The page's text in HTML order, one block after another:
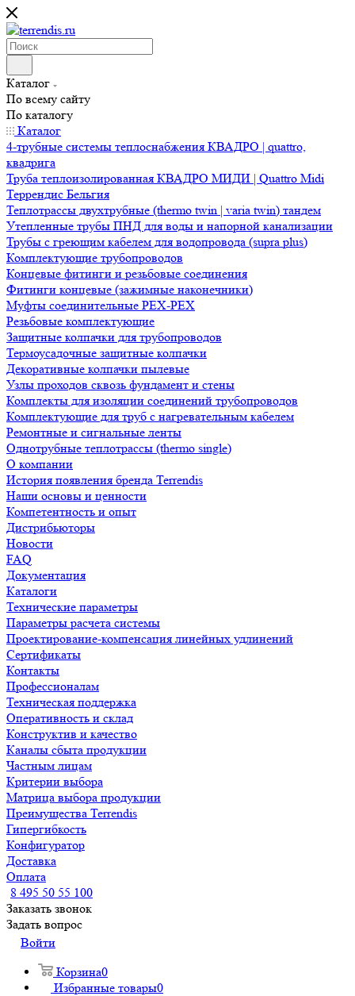
Каталог
По всему сайту
По каталогу
Каталог
4-трубные системы теплоснабжения КВАДРО | quattro,
квадрига
Труба теплоизолированная КВАДРО МИДИ | Quattro Midi
Террендис Бельгия
Теплотрассы двухтрубные (thermo twin | varia twin) тандем
Утепленные трубы ПНД для воды и напорной канализации
Трубы с греющим кабелем для водопровода (supra plus)
Комплектующие трубопроводов
Концевые фитинги и резьбовые соединения
Фитинги концевые (зажимные наконечники)
Муфты соединительные РЕХ-PEX
Резьбовые комплектующие
Защитные колпачки для трубопроводов
Термоусадочные защитные колпачки
Декоративные колпачки пылевые
Узлы проходов сквозь фундамент и стены
Комплекты для изоляции соединений трубопроводов
Комплектующие для труб с нагревательным кабелем
Ремонтные и сигнальные ленты
Однотрубные теплотрассы (thermo single)
О компании
История появления бренда Terrendis
Наши основы и ценности
Компетентность и опыт
Дистрибьюторы
Новости
FAQ
Документация
Каталоги
Технические параметры
Параметры расчета системы
Проектирование-компенсация линейных удлинений
Сертификаты
Контакты
Профессионалам
Техническая поддержка
Оперативность и склад
Конструктив и качество
Каналы сбыта продукции
Частным лицам
Критерии выбора
Матрица выбора продукции
Преимущества Terrendis
Гипергибкость
Конфигуратор
Доставка
Оплата
8 495 50 55 100
Заказать звонок
Задать вопрос
Войти
Корзина0
Избранные товары0